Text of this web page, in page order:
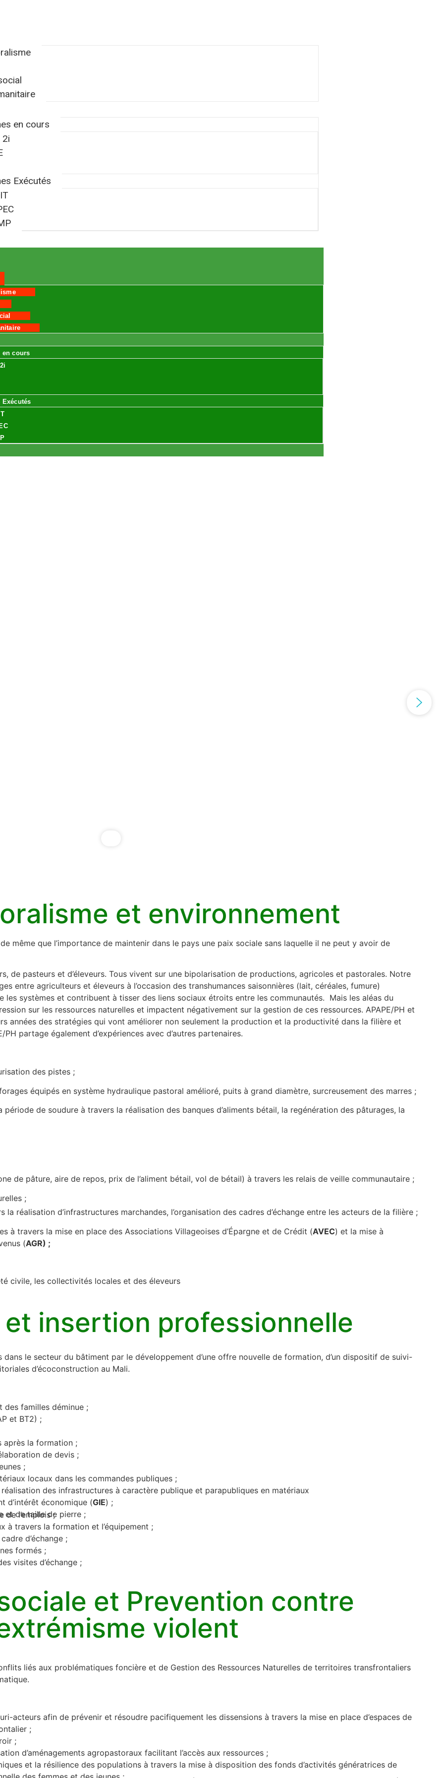
en cours
2i
Exécutés
en cours
Exécutés
et environnement
même que l’importance de maintenir dans le pays une paix sociale sans laquelle il ne peut y avoir de
de pasteurs et d’éleveurs. Tous vivent sur une bipolarisation de productions, agricoles et pastorales. Notre
entre agriculteurs et éleveurs à l’occasion des transhumances saisonnières (lait, céréales, fumure)
les systèmes et contribuent à tisser des liens sociaux étroits entre les communautés. Mais les aléas du
sur les ressources naturelles et impactent négativement sur la gestion de ces ressources. APAPE/PH et
années des stratégies qui vont améliorer non seulement la production et la productivité dans la filière et
partage également d’expériences avec d’autres partenaires.
des pistes ;
équipés en système hydraulique pastoral amélioré, puits à grand diamètre, surcreusement des marres ;
période de soudure à travers la réalisation des banques d’aliments bétail, la regénération des pâturages, la
de pâture, aire de repos, prix de l’aliment bétail, vol de bétail) à travers les relais de veille communautaire ;
;
réalisation d’infrastructures marchandes, l’organisation des cadres d’échange entre les acteurs de la filière ;
à travers la mise en place des Associations Villageoises d’Épargne et de Crédit (AVEC) et la mise à
(AGR) ;
civile, les collectivités locales et des éleveurs
insertion professionnelle
le secteur du bâtiment par le développement d’une offre nouvelle de formation, d’un dispositif de suivi-
d’écoconstruction au Mali.
des familles déminue ;
et BT2) ;
après la formation ;
de devis ;
;
locaux dans les commandes publiques ;
des infrastructures à caractère publique et parapubliques en matériaux
d’intérêt économique (GIE) ;
et de taille de pierre ;
de l’emplois ;
à travers la formation et l’équipement ;
d’échange ;
formés ;
visites d’échange ;
et Prevention contre
violent
liés aux problématiques foncière et de Gestion des Ressources Naturelles de territoires transfrontaliers
acteurs afin de prévenir et résoudre pacifiquement les dissensions à travers la mise en place d’espaces de
;
;
d’aménagements agropastoraux facilitant l’accès aux ressources ;
et la résilience des populations à travers la mise à disposition des fonds d’activités génératrices de